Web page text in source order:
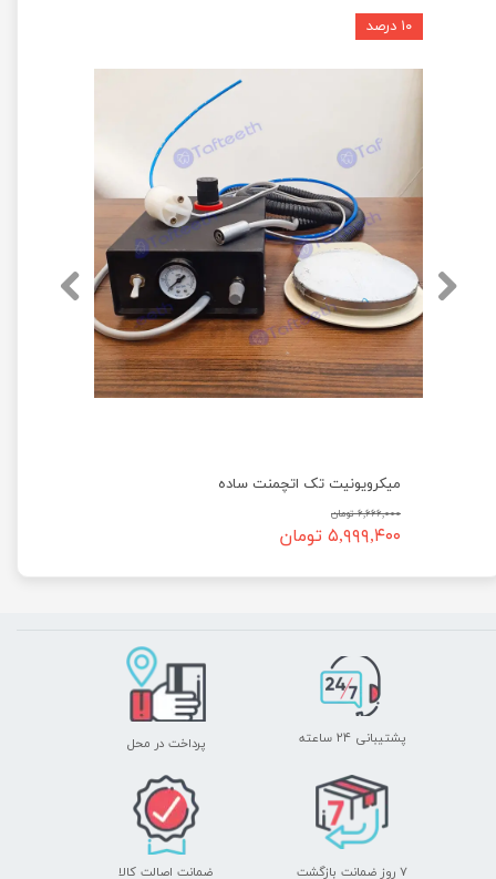
میکرویونیت تک اتچمنت ساده
۶,۶۶۶,۰۰۰ تومان
۵,۹۹۹,۴۰۰ تومان
۱۰ درصد
پشتیبانی ۲۴ ساعته پرداخت در محل
۷ روز ضمانت بازگشت ضمانت اصالت کالا